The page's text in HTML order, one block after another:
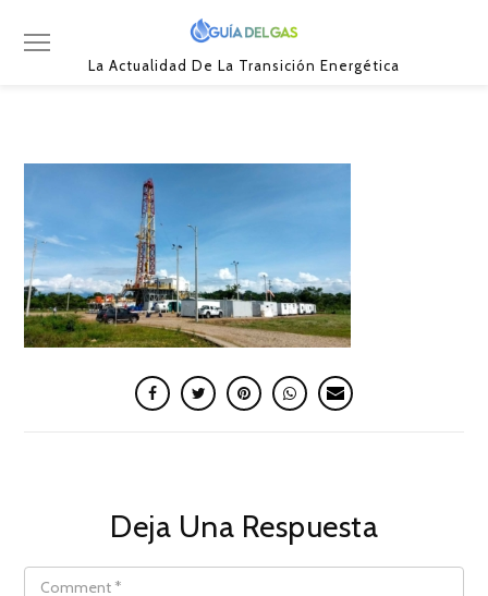
La Actualidad De La Transición Energética
Deja Una Respuesta
COMMENT